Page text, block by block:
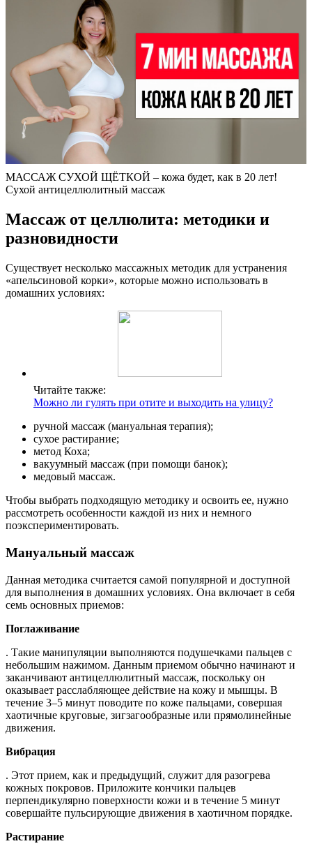
МАССАЖ СУХОЙ ЩЁТКОЙ – кожа будет, как в 20 лет!
Сухой антицеллюлитный массаж
Массаж от целлюлита: методики и
разновидности
Существует несколько массажных методик для устранения
«апельсиновой корки», которые можно использовать в
домашних условиях:
Читайте также:
Можно ли гулять при отите и выходить на улицу?
ручной массаж (мануальная терапия);
сухое растирание;
метод Коха;
вакуумный массаж (при помощи банок);
медовый массаж.
Чтобы выбрать подходящую методику и освоить ее, нужно
рассмотреть особенности каждой из них и немного
поэкспериментировать.
Мануальный массаж
Данная методика считается самой популярной и доступной
для выполнения в домашних условиях. Она включает в себя
семь основных приемов:
Поглаживание
. Такие манипуляции выполняются подушечками пальцев с
небольшим нажимом. Данным приемом обычно начинают и
заканчивают антицеллюлитный массаж, поскольку он
оказывает расслабляющее действие на кожу и мышцы. В
течение 3–5 минут поводите по коже пальцами, совершая
хаотичные круговые, зигзагообразные или прямолинейные
движения.
Вибрация
. Этот прием, как и предыдущий, служит для разогрева
кожных покровов. Приложите кончики пальцев
перпендикулярно поверхности кожи и в течение 5 минут
совершайте пульсирующие движения в хаотичном порядке.
Растирание